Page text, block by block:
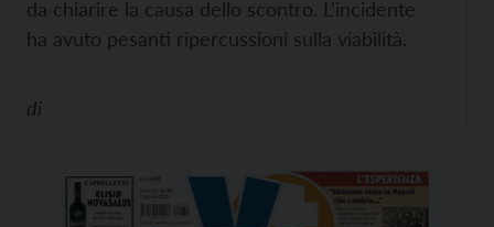
da chiarire la causa dello scontro. L’incidente
ha avuto pesanti ripercussioni sulla viabilità.
di